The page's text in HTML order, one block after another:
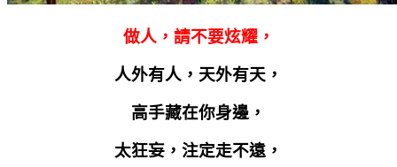
做人，請不要炫耀，
人外有人，天外有天，
高手藏在你身邊，
太狂妄，注定走不遠，